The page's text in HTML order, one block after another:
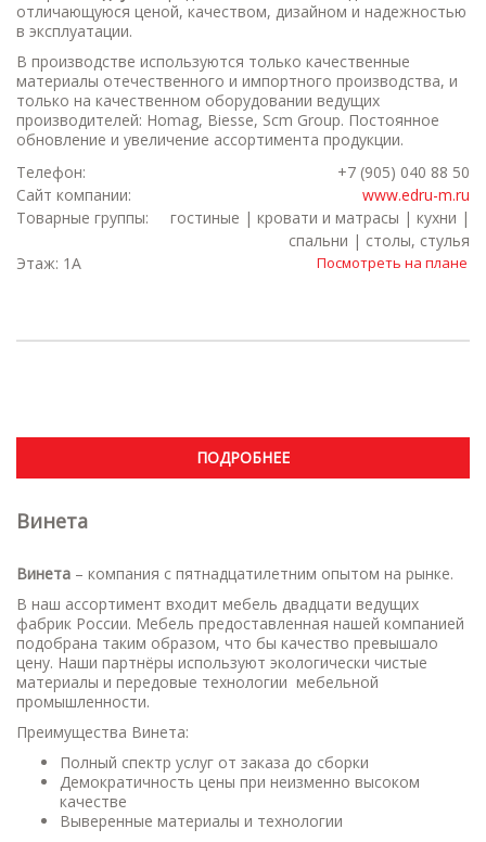
отличающуюся ценой, качеством, дизайном и надежностью
в эксплуатации.
В производстве используются только качественные
материалы отечественного и импортного производства, и
только на качественном оборудовании ведущих
производителей: Homag, Biesse, Scm Group. Постоянное
обновление и увеличение ассортимента продукции.
Телефон:
+7 (905) 040 88 50
Сайт компании:
www.edru-m.ru
Товарные группы:
гостиные | кровати и матрасы | кухни |
спальни | столы, стулья
Этаж: 1А
Посмотреть на плане
ПОДРОБНЕЕ
Винета
Винета – компания с пятнадцатилетним опытом на рынке.
В наш ассортимент входит мебель двадцати ведущих
фабрик России. Мебель предоставленная нашей компанией
подобрана таким образом, что бы качество превышало
цену. Наши партнёры используют экологически чистые
материалы и передовые технологии мебельной
промышленности.
Преимущества Винета:
Полный спектр услуг от заказа до сборки
Демократичность цены при неизменно высоком
качестве
Выверенные материалы и технологии